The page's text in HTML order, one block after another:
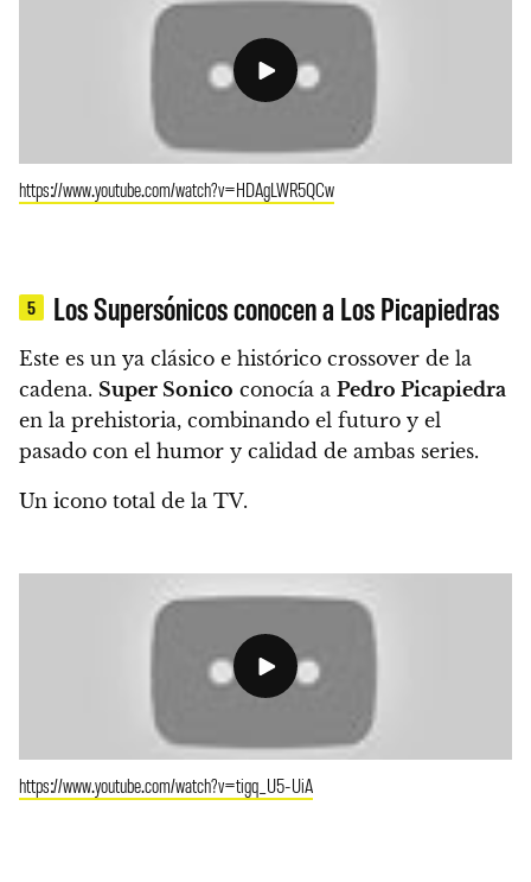
https://www.youtube.com/watch?v=HDAgLWR5QCw
5 Los Supersónicos conocen a Los Picapiedras
Este es un ya clásico e histórico crossover de la
cadena. Super Sonico conocía a Pedro Picapiedra
en la prehistoria, combinando el futuro y el
pasado con el humor y calidad de ambas series.
Un icono total de la TV.
https://www.youtube.com/watch?v=tigq_U5-UiA